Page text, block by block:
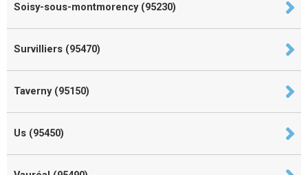
Soisy-sous-montmorency (95230)
Survilliers (95470)
Taverny (95150)
Us (95450)